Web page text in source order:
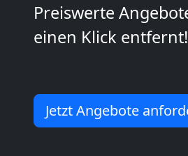
Preiswerte
einen Klick entfernt!
Jetzt Angebote
Feldkirch
Feldkirch